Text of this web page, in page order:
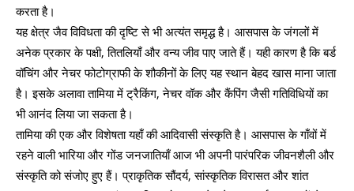
करता है।
यह क्षेत्र जैव विविधता की दृष्टि से भी अत्यंत समृद्ध है। आसपास के जंगलों में
अनेक प्रकार के पक्षी, तितलियाँ और वन्य जीव पाए जाते हैं। यही कारण है कि बर्ड
वॉचिंग और नेचर फोटोग्राफी के शौकीनों के लिए यह स्थान बेहद खास माना जाता
है। इसके अलावा तामिया में ट्रैकिंग, नेचर वॉक और कैंपिंग जैसी गतिविधियों का
भी आनंद लिया जा सकता है।
तामिया की एक और विशेषता यहाँ की आदिवासी संस्कृति है। आसपास के गाँवों में
रहने वाली भारिया और गोंड जनजातियाँ आज भी अपनी पारंपरिक जीवनशैली और
संस्कृति को संजोए हुए हैं। प्राकृतिक सौंदर्य, सांस्कृतिक विरासत और शांत